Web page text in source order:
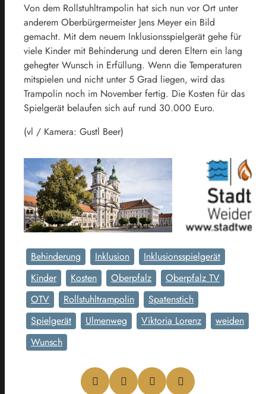
Von dem Rollstuhltrampolin hat sich nun vor Ort unter
anderem Oberbürgermeister Jens Meyer ein Bild
gemacht. Mit dem neuem Inklusionsspielgerät gehe für
viele Kinder mit Behinderung und deren Eltern ein lang
gehegter Wunsch in Erfüllung. Wenn die Temperaturen
mitspielen und nicht unter 5 Grad liegen, wird das
Trampolin noch im November fertig. Die Kosten für das
Spielgerät belaufen sich auf rund 30.000 Euro.
(vl / Kamera: Gustl Beer)
Behinderung Inklusion
Inklusionsspielgerät
Kinder
Kosten Oberpfalz
Oberpfalz TV
OTV
Rollstuhltrampolin
Spatenstich
Spielgerät
Ulmenweg Viktoria Lorenz
weiden
Wunsch